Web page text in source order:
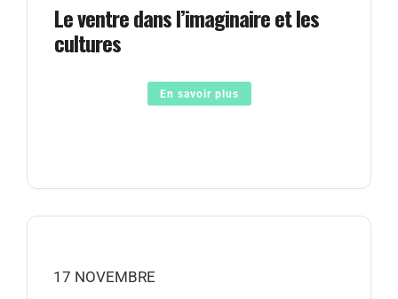
Le ventre dans l’imaginaire et les
cultures
En savoir plus
17 NOVEMBRE